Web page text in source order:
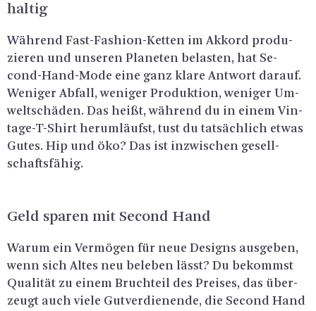
hal­tig
Wäh­rend Fast-Fa­shion-Ket­ten im Ak­kord pro­du­
zie­ren und un­se­ren Pla­ne­ten be­las­ten, hat Se­
cond-Hand-Mo­de eine ganz klare Ant­wort dar­auf.
We­ni­ger Ab­fall, we­ni­ger Pro­duk­ti­on, we­ni­ger Um­
welt­schä­den. Das heißt, wäh­rend du in einem Vin­
ta­ge-T-Shirt her­um­läufst, tust du tat­säch­lich etwas
Gutes. Hip und öko? Das ist in­zwi­schen ge­sell­
schafts­fä­hig.
Geld spa­ren mit Se­cond Hand
Warum ein Ver­mö­gen für neue De­signs aus­ge­ben,
wenn sich Altes neu be­le­ben lässt? Du be­kommst
Qua­li­tät zu einem Bruch­teil des Prei­ses, das über­
zeugt auch viele Gut­ver­die­nen­de, die Se­cond Hand